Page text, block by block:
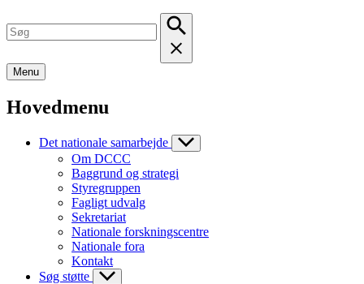
Menu
Hovedmenu
Det nationale samarbejde
Om DCCC
Baggrund og strategi
Styregruppen
Fagligt udvalg
Sekretariat
Nationale forskningscentre
Nationale fora
Kontakt
Søg støtte